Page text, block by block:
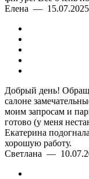
Елена —
Добрый день!
салоне
моим запросам и
готово (у меня
Екатерина
хорошую работу.
Светлана —